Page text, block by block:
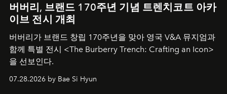
버버리, 브랜드 170주년 기념 트렌치코트 아카
이브 전시 개최
버버리가 브랜드 창립 170주년을 맞아 영국 V&A 뮤지엄과
함께 특별 전시 <The Burberry Trench: Crafting an Icon>
을 선보인다.
07.28.2026 by Bae Si Hyun